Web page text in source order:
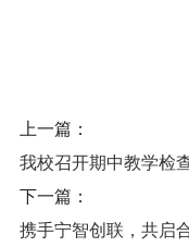
上一篇：
我校召开期中教学检
下一篇：
携手宁智创联，共启